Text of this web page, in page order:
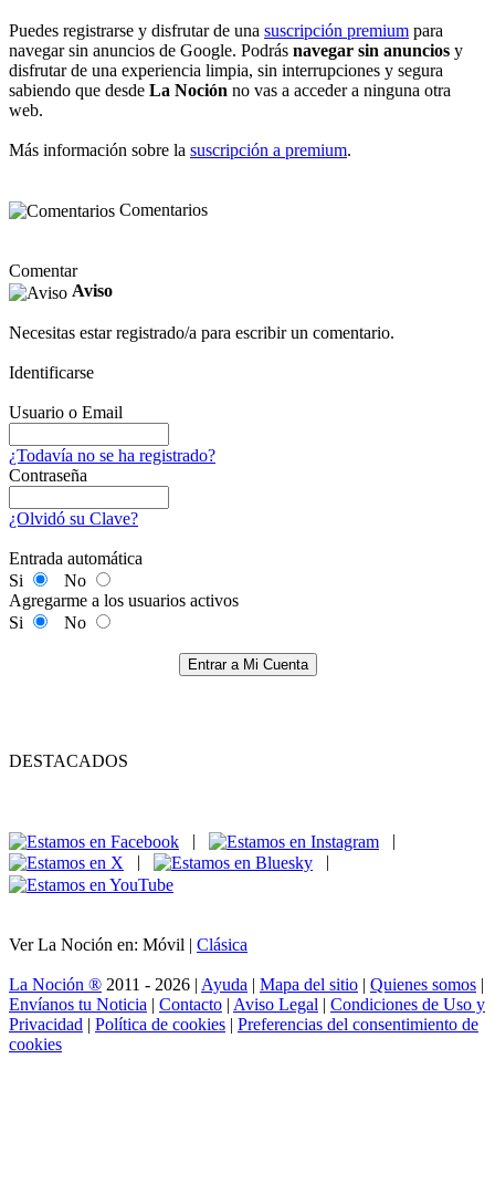
Puedes registrarse y disfrutar de una suscripción premium para
navegar sin anuncios de Google. Podrás navegar sin anuncios y
disfrutar de una experiencia limpia, sin interrupciones y segura
sabiendo que desde La Noción no vas a acceder a ninguna otra
web.
Más información sobre la suscripción a premium.
Comentarios
Comentar
Aviso
Necesitas estar registrado/a para escribir un comentario.
Identificarse
Usuario o Email
¿Todavía no se ha registrado?
Contraseña
¿Olvidó su Clave?
Entrada automática
Si
No
Agregarme a los usuarios activos
Si
No
Entrar a Mi Cuenta
DESTACADOS
|
|
|
|
Ver La Noción en: Móvil | Clásica
La Noción ® 2011 - 2026 | Ayuda | Mapa del sitio | Quienes somos |
Envíanos tu Noticia | Contacto | Aviso Legal | Condiciones de Uso y
Privacidad | Política de cookies | Preferencias del consentimiento de
cookies